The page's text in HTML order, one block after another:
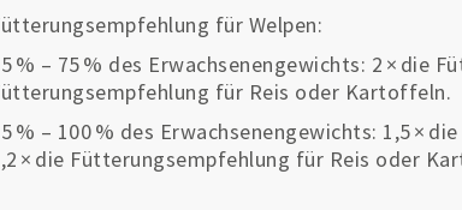
für Welpen:
% – 75 % des Erwachsenengewichts: 2 × die
für Reis oder Kartoffeln.
% – 100 % des Erwachsenengewichts: 1,5 ×
× die Fütterungsempfehlung für Reis oder